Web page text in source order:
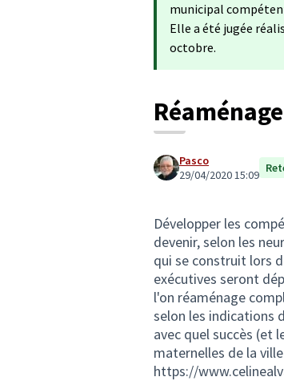
municipal
Elle a été jugée
octobre.
Pasco
29/04/2020 15:09
Développer les
devenir, selon les
qui se construit lors
exécutives seront
l'on réaménage
selon les indications
avec quel succès (et
maternelles de la
https://